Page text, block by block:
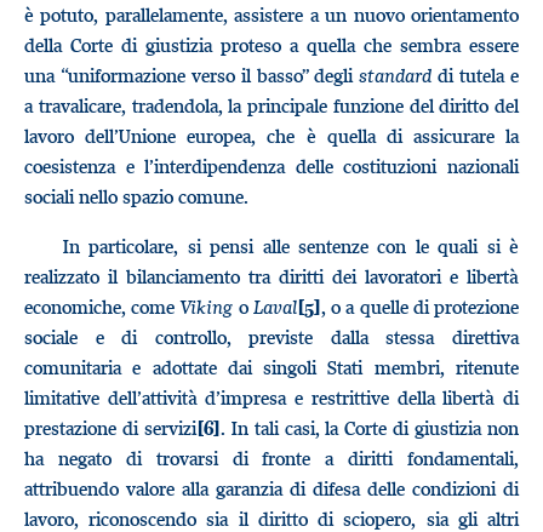
è potuto, parallelamente, assistere a un nuovo orientamento
della Corte di giustizia proteso a quella che sembra essere
una “uniformazione verso il basso” deglistandard di tutela e
a travalicare, tradendola, la principale funzione del diritto del
lavoro dell’Unione europea, che è quella di assicurare la
coesistenza e l’interdipendenza delle costituzioni nazionali
sociali nello spazio comune.
In particolare, si pensi alle sentenze con le quali si è
realizzato il bilanciamento tra diritti dei lavoratori e libertà
economiche, comeViking o Laval[5], o a quelle di protezione
sociale e di controllo, previste dalla stessa direttiva
comunitaria e adottate dai singoli Stati membri, ritenute
limitative dell’attività d’impresa e restrittive della libertà di
prestazione di servizi[6]. In tali casi, la Corte di giustizia non
ha negato di trovarsi di fronte a diritti fondamentali,
attribuendo valore alla garanzia di difesa delle condizioni di
lavoro, riconoscendo sia il diritto di sciopero, sia gli altri